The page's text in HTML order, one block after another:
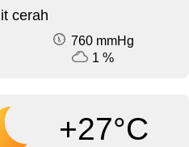
cerah
760 mmHg
1 %
+27°C